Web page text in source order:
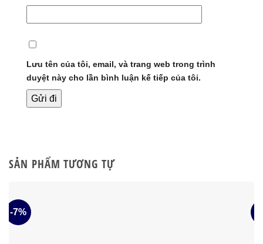
Lưu tên của tôi, email, và trang web trong trình
duyệt này cho lần bình luận kế tiếp của tôi.
SẢN PHẨM TƯƠNG TỰ
-7%